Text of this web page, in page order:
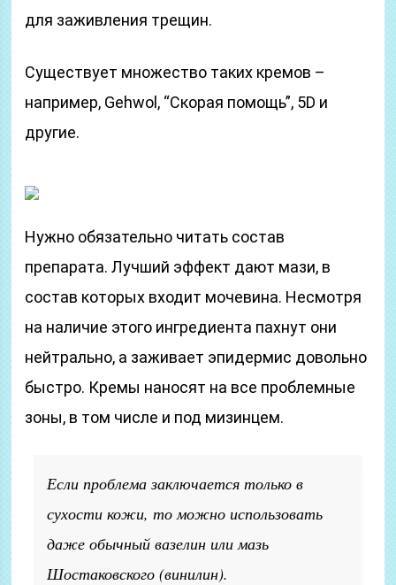
для заживления трещин.
Существует множество таких кремов –
например, Gehwol, “Скорая помощь”, 5D и
другие.
Нужно обязательно читать состав
препарата. Лучший эффект дают мази, в
состав которых входит мочевина. Несмотря
на наличие этого ингредиента пахнут они
нейтрально, а заживает эпидермис довольно
быстро. Кремы наносят на все проблемные
зоны, в том числе и под мизинцем.
Если проблема заключается только в
сухости кожи, то можно использовать
даже обычный вазелин или мазь
Шостаковского (винилин).